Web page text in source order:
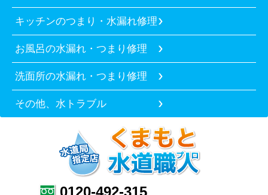
キッチンのつまり・水漏れ修理
お風呂の水漏れ・つまり修理
洗面所の水漏れ・つまり修理
その他、水トラブル
0120-492-315